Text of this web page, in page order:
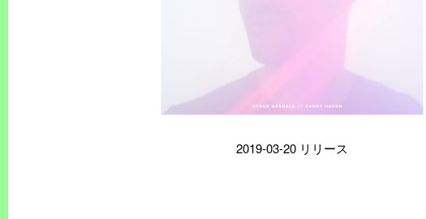
2019-03-20 リリース